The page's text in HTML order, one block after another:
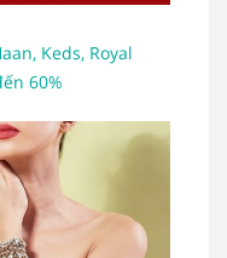
Keds, Royal
60%